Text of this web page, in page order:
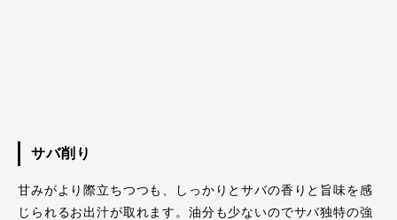
サバ削り
甘みがより際立ちつつも、しっかりとサバの香りと旨味を感
じられるお出汁が取れます。油分も少ないのでサバ独特の強